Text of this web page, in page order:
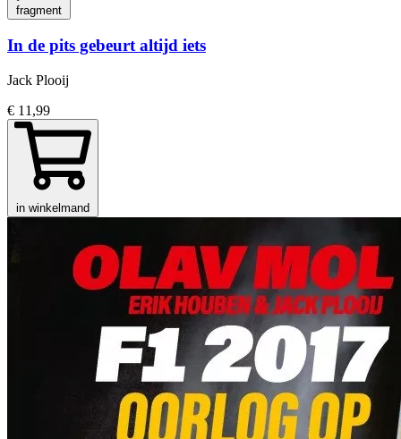
fragment
In de pits gebeurt altijd iets
Jack Plooij
€ 11,99
in winkelmand